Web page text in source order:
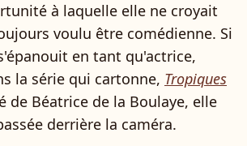
à laquelle elle ne croyait
voulu être comédienne. Si
en tant qu'actrice,
la série qui cartonne, Tropiques
de Béatrice de la Boulaye, elle
derrière la caméra.